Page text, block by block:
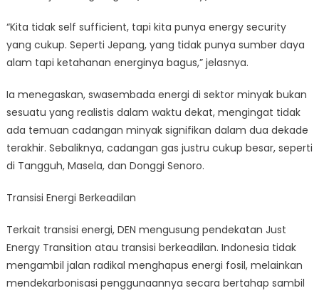
“Kita tidak self sufficient, tapi kita punya energy security
yang cukup. Seperti Jepang, yang tidak punya sumber daya
alam tapi ketahanan energinya bagus,” jelasnya.
Ia menegaskan, swasembada energi di sektor minyak bukan
sesuatu yang realistis dalam waktu dekat, mengingat tidak
ada temuan cadangan minyak signifikan dalam dua dekade
terakhir. Sebaliknya, cadangan gas justru cukup besar, seperti
di Tangguh, Masela, dan Donggi Senoro.
Transisi Energi Berkeadilan
Terkait transisi energi, DEN mengusung pendekatan Just
Energy Transition atau transisi berkeadilan. Indonesia tidak
mengambil jalan radikal menghapus energi fosil, melainkan
mendekarbonisasi penggunaannya secara bertahap sambil